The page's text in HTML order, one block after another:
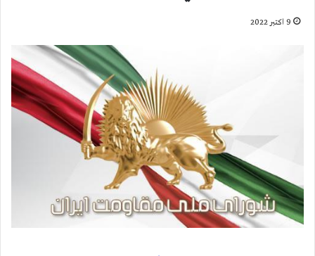
9 اکتبر 2022